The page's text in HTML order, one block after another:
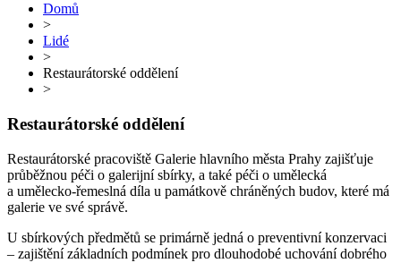
Domů
>
Lidé
>
Restaurátorské oddělení
>
Restaurátorské oddělení
Restaurátorské pracoviště Galerie hlavního města Prahy zajišťuje
průběžnou péči o galerijní sbírky, a také péči o umělecká
a umělecko-řemeslná díla u památkově chráněných budov, které má
galerie ve své správě.
U sbírkových předmětů se primárně jedná o preventivní konzervaci
– zajištění základních podmínek pro dlouhodobé uchování dobrého